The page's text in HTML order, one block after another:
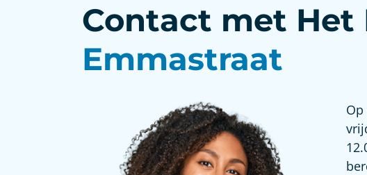
Contact met Het
Emmastraat